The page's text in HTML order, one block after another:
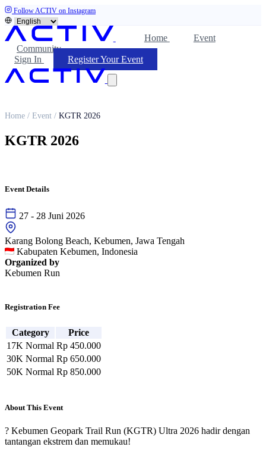
Follow ACTIV on Instagram
Home
Event
Community
Sign In
Register Your Event
Home / Event / KGTR 2026
KGTR 2026
Event Details
27 - 28 Juni 2026
Karang Bolong Beach, Kebumen, Jawa Tengah
Kabupaten Kebumen, Indonesia
Organized by
Kebumen Run
Registration Fee
Category
Price
17K Normal Rp 450.000
30K Normal Rp 650.000
50K Normal Rp 850.000
About This Event
? Kebumen Geopark Trail Run (KGTR) Ultra 2026 hadir dengan
tantangan ekstrem dan memukau!